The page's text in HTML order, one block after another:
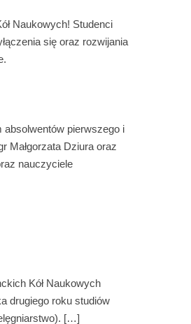
Naukowych! Studenci
się oraz rozwijania
absolwentów pierwszego i
Małgorzata Dziura oraz
nauczyciele
Kół Naukowych
drugiego roku studiów
[…]